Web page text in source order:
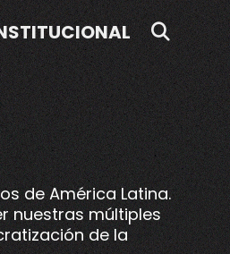
de América Latina.
nuestras múltiples
de la